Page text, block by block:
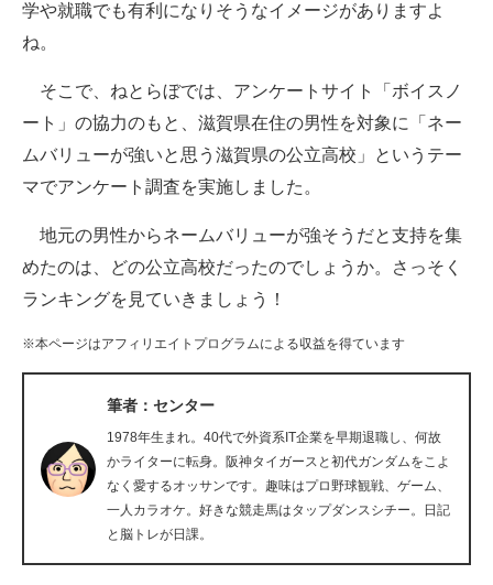
ビジネスと働き方のヒント
経営リーダーのコミュニティ
企業向けIT製品の総合サイト
IT製品の技術・比較・事例
製造業のIT導入・活用を支援
学や就職でも有利になりそうなイメージがありますよ
ね。
そこで、ねとらぼでは、アンケートサイト「ボイスノ
ート」の協力のもと、滋賀県在住の男性を対象に「ネー
ムバリューが強いと思う滋賀県の公立高校」というテー
マでアンケート調査を実施しました。
地元の男性からネームバリューが強そうだと支持を集
めたのは、どの公立高校だったのでしょうか。さっそく
ランキングを見ていきましょう！
※本ページはアフィリエイトプログラムによる収益を得ています
筆者：センター
1978年生まれ。40代で外資系IT企業を早期退職し、何故
かライターに転身。阪神タイガースと初代ガンダムをこよ
なく愛するオッサンです。趣味はプロ野球観戦、ゲーム、
一人カラオケ。好きな競走馬はタップダンスシチー。日記
と脳トレが日課。